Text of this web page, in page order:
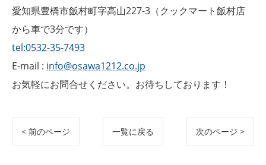
愛知県豊橋市飯村町字高山227-3（クックマート飯村店
から車で3分です）
tel:0532-35-7493
E-mail : info@osawa1212.co.jp
お気軽にお問合せください。お待ちしております！
< 前のページ 一覧に戻る 次のページ >